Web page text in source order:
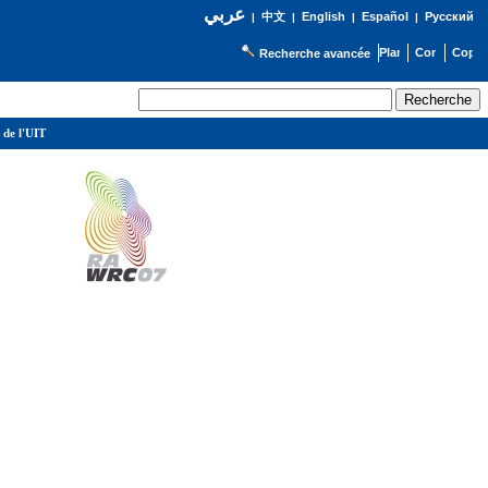
عربي| 中文| English | Español | Русский
Recherche avancée
de l'UIT